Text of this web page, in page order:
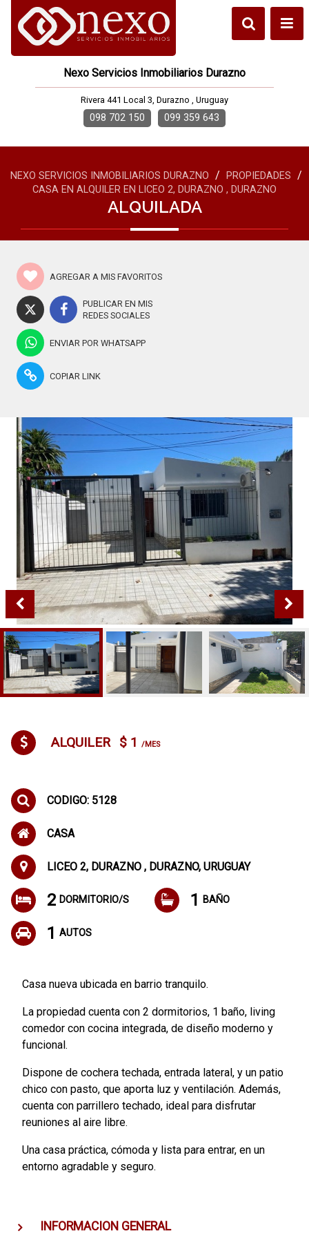
Nexo Servicios Inmobiliarios Durazno
Rivera 441 Local 3, Durazno , Uruguay
098 702 150 099 359 643
NEXO SERVICIOS INMOBILIARIOS DURAZNO / PROPIEDADES /
CASA EN ALQUILER EN LICEO 2, DURAZNO , DURAZNO
ALQUILADA
AGREGAR A MIS FAVORITOS
PUBLICAR EN MIS
REDES SOCIALES
ENVIAR POR WHATSAPP
COPIAR LINK
ALQUILER $ 1 /MES
CODIGO: 5128
CASA
LICEO 2, DURAZNO , DURAZNO, URUGUAY
2 DORMITORIO/S 1 BAÑO
1 AUTOS
Casa nueva ubicada en barrio tranquilo.
La propiedad cuenta con 2 dormitorios, 1 baño, living
comedor con cocina integrada, de diseño moderno y
funcional.
Dispone de cochera techada, entrada lateral, y un patio
chico con pasto, que aporta luz y ventilación. Además,
cuenta con parrillero techado, ideal para disfrutar
reuniones al aire libre.
Una casa práctica, cómoda y lista para entrar, en un
entorno agradable y seguro.
INFORMACION GENERAL